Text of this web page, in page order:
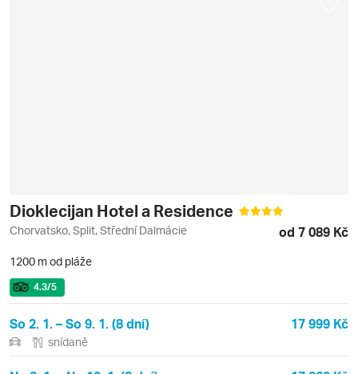
Dioklecijan Hotel a Residence
Chorvatsko, Split, Střední Dalmácie od 7 089 Kč
1200 m od pláže
4.3/5
So 2. 1. – So 9. 1. (8 dní) 17 999 Kč
snídaně